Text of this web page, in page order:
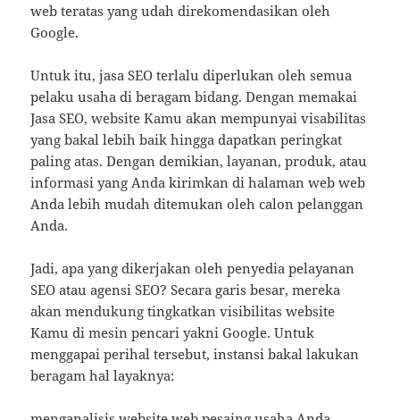
web teratas yang udah direkomendasikan oleh
Google.
Untuk itu, jasa SEO terlalu diperlukan oleh semua
pelaku usaha di beragam bidang. Dengan memakai
Jasa SEO, website Kamu akan mempunyai visabilitas
yang bakal lebih baik hingga dapatkan peringkat
paling atas. Dengan demikian, layanan, produk, atau
informasi yang Anda kirimkan di halaman web web
Anda lebih mudah ditemukan oleh calon pelanggan
Anda.
Jadi, apa yang dikerjakan oleh penyedia pelayanan
SEO atau agensi SEO? Secara garis besar, mereka
akan mendukung tingkatkan visibilitas website
Kamu di mesin pencari yakni Google. Untuk
menggapai perihal tersebut, instansi bakal lakukan
beragam hal layaknya: